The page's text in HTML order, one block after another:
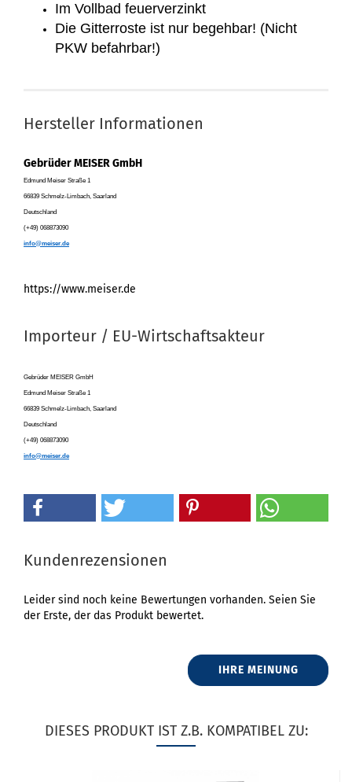
Im Vollbad feuerverzinkt
Die Gitterroste ist nur begehbar! (Nicht
PKW befahrbar!)
Hersteller Informationen
Gebrüder MEISER GmbH
Edmund Meiser Straße 1
66839 Schmelz-Limbach, Saarland
Deutschland
(+49) 068873090
info@meiser.de
https://www.meiser.de
Importeur / EU-Wirtschaftsakteur
Gebrüder MEISER GmbH
Edmund Meiser Straße 1
66839 Schmelz-Limbach, Saarland
Deutschland
(+49) 068873090
info@meiser.de
Kundenrezensionen
Leider sind noch keine Bewertungen vorhanden. Seien Sie
der Erste, der das Produkt bewertet.
IHRE MEINUNG
DIESES PRODUKT IST Z.B. KOMPATIBEL ZU: